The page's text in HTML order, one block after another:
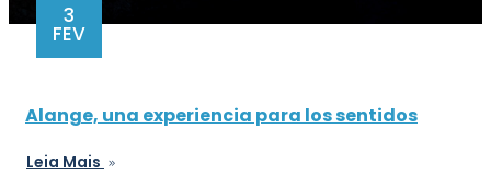
3
FEV
Alange, una experiencia para los sentidos
Leia Mais